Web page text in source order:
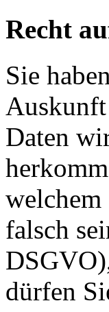
Recht
Sie
Auskunft
Daten
welchem
falsch
dürfen